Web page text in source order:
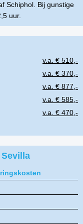
Schiphol. Bij gunstige
uur.
v.a. € 510,-
v.a. € 370,-
v.a. € 877,-
v.a. € 585,-
v.a. € 470,-